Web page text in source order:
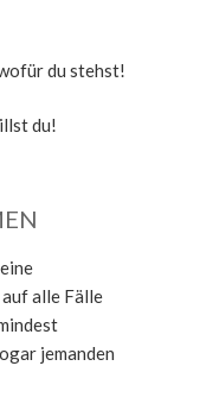
du stehst!
du!
alle Fälle
jemanden